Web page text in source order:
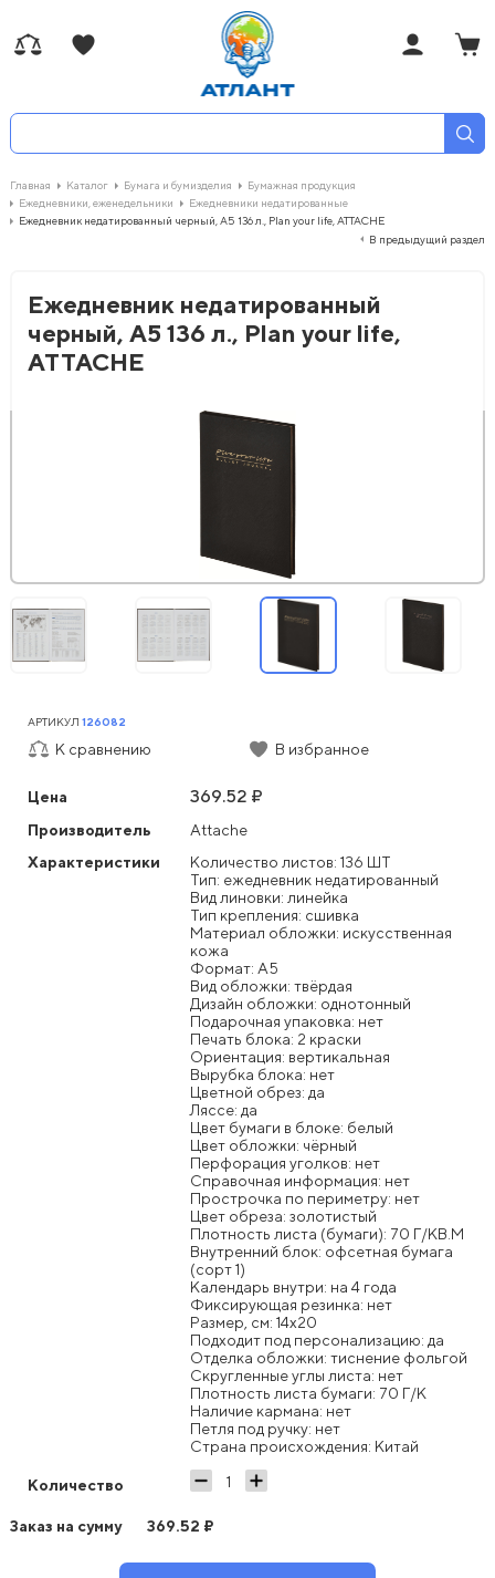
Главная Каталог Бумага и бумизделия
Бумажная продукция
Ежедневники, еженедельники
Ежедневники недатированные
Ежедневник недатированный черный, А5 136 л., Plan your life, ATTACHE
В предыдущий раздел
Ежедневник недатированный
черный, А5 136 л., Plan your life,
ATTACHE
Цена 369.52 ₽
Производитель
Attache
Характеристики
Количество листов: 136 ШТ
Тип: ежедневник недатированный
Вид линовки: линейка
Тип крепления: сшивка
Материал обложки: искусственная
кожа
Формат: А5
Вид обложки: твёрдая
Дизайн обложки: однотонный
Подарочная упаковка: нет
Печать блока: 2 краски
Ориентация: вертикальная
Вырубка блока: нет
Цветной обрез: да
Ляссе: да
Цвет бумаги в блоке: белый
Цвет обложки: чёрный
Перфорация уголков: нет
Справочная информация: нет
Прострочка по периметру: нет
Цвет обреза: золотистый
Плотность листа (бумаги): 70 Г/КВ.М
Внутренний блок: офсетная бумага
(сорт 1)
Календарь внутри: на 4 года
Фиксирующая резинка: нет
Размер, см: 14x20
Подходит под персонализацию: да
Отделка обложки: тиснение фольгой
Скругленные углы листа: нет
Плотность листа бумаги: 70 Г/К
Наличие кармана: нет
Петля под ручку: нет
Страна происхождения: Китай
Количество
АРТИКУЛ 126082
К сравнению В избранное
Заказ на сумму 369.52 ₽